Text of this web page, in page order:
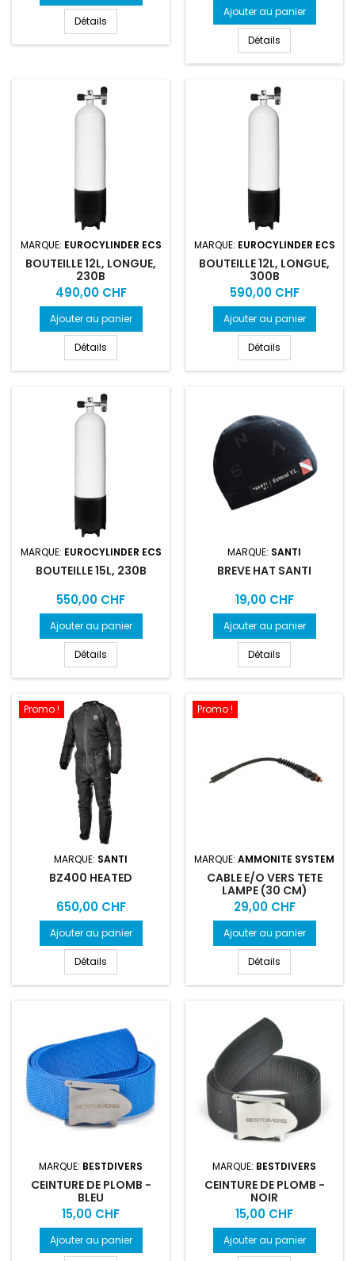
Détails
Ajouter au panier
Détails
MARQUE: EUROCYLINDER ECS
BOUTEILLE 12L, LONGUE,
230B
Prix
490,00 CHF
Ajouter au panier
Détails
MARQUE: EUROCYLINDER ECS
BOUTEILLE 12L, LONGUE,
300B
Prix
590,00 CHF
Ajouter au panier
Détails
MARQUE: EUROCYLINDER ECS
BOUTEILLE 15L, 230B
Prix
550,00 CHF
Ajouter au panier
Détails
MARQUE: SANTI
BREVE HAT SANTI
Prix
19,00 CHF
Ajouter au panier
Détails
Promo !
MARQUE: SANTI
BZ400 HEATED
Prix
650,00 CHF
Ajouter au panier
Détails
Promo !
MARQUE: AMMONITE SYSTEM
CABLE E/O VERS TETE
LAMPE (30 CM)
Prix
29,00 CHF
Ajouter au panier
Détails
MARQUE: BESTDIVERS
CEINTURE DE PLOMB -
BLEU
Prix
15,00 CHF
Ajouter au panier
MARQUE: BESTDIVERS
CEINTURE DE PLOMB -
NOIR
Prix
15,00 CHF
Ajouter au panier